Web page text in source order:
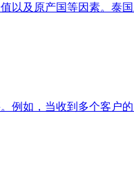
以及原产国等因素。泰
如，当收到多个客户